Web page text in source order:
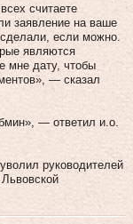
считаете
заявление на ваше
если можно.
являются
мне дату, чтобы
— сказал
— ответил и.о.
руководителей